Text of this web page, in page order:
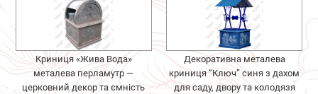
Криниця «Жива Вода»
металева перламутр —
церковний декор та ємність
Декоративна металева
криниця “Ключ” синя з дахом
для саду, двору та колодязя